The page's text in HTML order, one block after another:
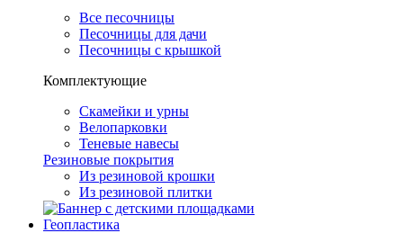
Все песочницы
Песочницы для дачи
Песочницы с крышкой
Комплектующие
Скамейки и урны
Велопарковки
Теневые навесы
Резиновые покрытия
Из резиновой крошки
Из резиновой плитки
Геопластика